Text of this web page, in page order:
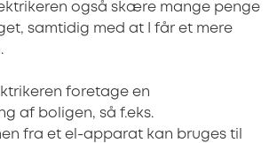
også skære mange penge
samtidig med at I får et mere
foretage en
af boligen, så f.eks.
fra et el-apparat kan bruges til